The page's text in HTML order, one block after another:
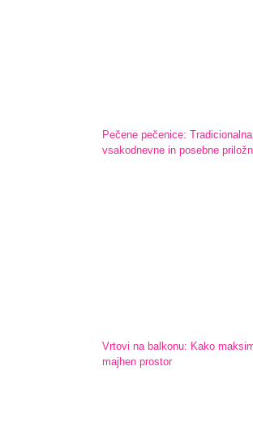
Pečene pečenice:
vsakodnevne in posebne
Vrtovi na balkonu: Kako
majhen prostor